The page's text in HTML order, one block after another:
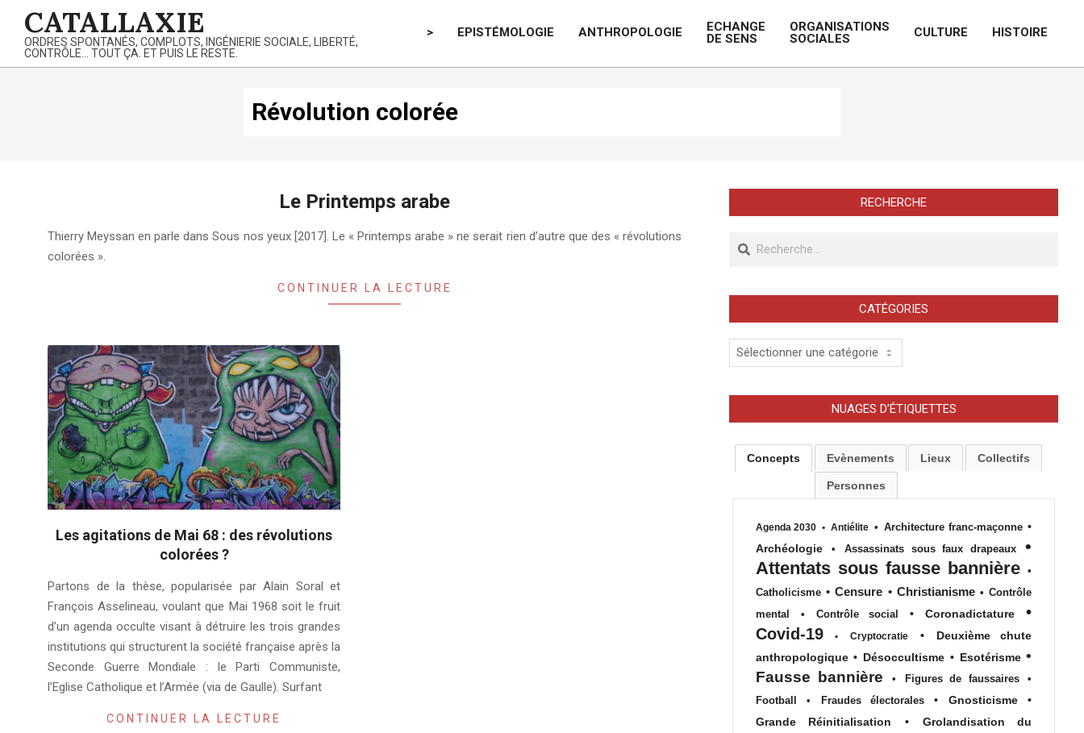
content
CATALLAXIE
ORDRES SPONTANÉS, COMPLOTS, INGÉNIERIE SOCIALE, LIBERTÉ,
CONTRÔLE… TOUT ÇA. ET PUIS LE RESTE.
> EPISTÉMOLOGIE ANTHROPOLOGIE
ECHANGE
DE SENS
ORGANISATIONS
SOCIALES
CULTURE HISTOIRE
Révolution colorée
Le Printemps arabe
02-
04
Thierry Meyssan en parle dans Sous nos yeux [2017]. Le « Printemps arabe » ne serait rien d’autre que des « révolutions
colorées ».
CONTINUER LA LECTURE
Les agitations de Mai 68 : des révolutions
colorées ?
04-
17
Partons de la thèse, popularisée par Alain Soral et
François Asselineau, voulant que Mai 1968 soit le fruit
d’un agenda occulte visant à détruire les trois grandes
institutions qui structurent la société française après la
Seconde Guerre Mondiale : le Parti Communiste,
l’Eglise Catholique et l’Armée (via de Gaulle). Surfant
CONTINUER LA LECTURE
RECHERCHE
Recherche
CATÉGORIES
Catégories
NUAGES D’ÉTIQUETTES
Concepts Evènements Lieux Collectifs
Personnes
Agenda 2030 • Antiélite • Architecture franc-maçonne •
Archéologie
• Assassinats sous faux drapeaux
•
Attentats sous fausse bannière
•
Catholicisme • Censure • Christianisme • Contrôle
mental
• Contrôle social • Coronadictature
•
Covid-19
• Cryptocratie •
Deuxième chute
anthropologique • Désoccultisme • Esotérisme •
Fausse bannière
• Figures de faussaires
•
Football
• Fraudes électorales • Gnosticisme
•
Grande Réinitialisation
•
Grolandisation du